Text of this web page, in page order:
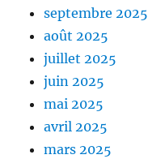
septembre 2025
août 2025
juillet 2025
juin 2025
mai 2025
avril 2025
mars 2025